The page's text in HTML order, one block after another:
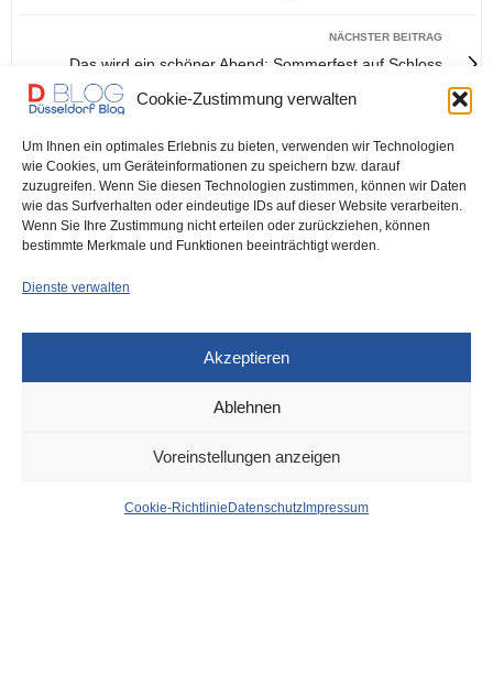
Cookie-Zustimmung verwalten
Um Ihnen ein optimales Erlebnis zu bieten, verwenden wir Technologien
wie Cookies, um Geräteinformationen zu speichern bzw. darauf
zuzugreifen. Wenn Sie diesen Technologien zustimmen, können wir Daten
wie das Surfverhalten oder eindeutige IDs auf dieser Website verarbeiten.
Wenn Sie Ihre Zustimmung nicht erteilen oder zurückziehen, können
bestimmte Merkmale und Funktionen beeinträchtigt werden.
Dienste verwalten
Akzeptieren
Ablehnen
Voreinstellungen anzeigen
Cookie-Richtlinie Datenschutz Impressum
NÄCHSTER BEITRAG
Das wird ein schöner Abend: Sommerfest auf Schloss
0
0